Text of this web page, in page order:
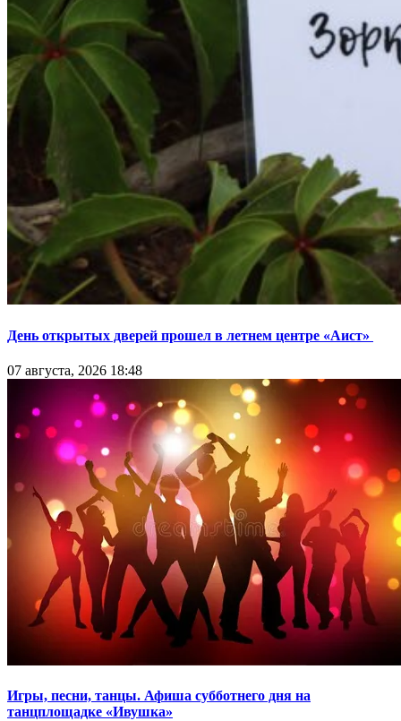
День открытых дверей прошел в летнем центре «Аист»
07 августа, 2026 18:48
Игры, песни, танцы. Афиша субботнего дня на
танцплощадке «Ивушка»